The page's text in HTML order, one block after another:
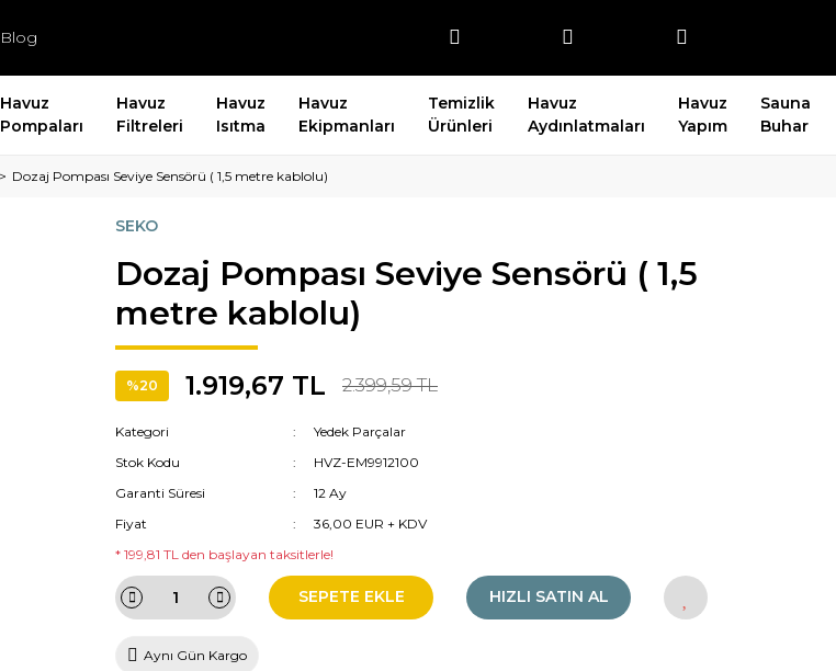
Blog
Havuz
Pompaları
Havuz
Filtreleri
Havuz
Isıtma
Havuz
Ekipmanları
Temizlik
Ürünleri
Havuz
Aydınlatmaları
Havuz
Yapım
Sauna
Buhar
Dozaj Pompası Seviye Sensörü ( 1,5 metre kablolu)
SEKO
Dozaj Pompası Seviye Sensörü ( 1,5
metre kablolu)
%20 1.919,67 TL 2.399,59 TL
Kategori
Yedek Parçalar
Stok Kodu
HVZ-EM9912100
Garanti Süresi
12 Ay
Fiyat
36,00 EUR + KDV
* 199,81 TL den başlayan taksitlerle!
SEPETE EKLE HIZLI SATIN AL
Aynı Gün Kargo